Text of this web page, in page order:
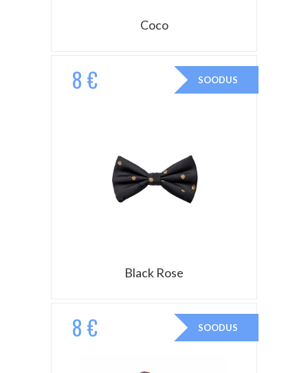
Coco
SOODUS
8 €
Black Rose
SOODUS
8 €